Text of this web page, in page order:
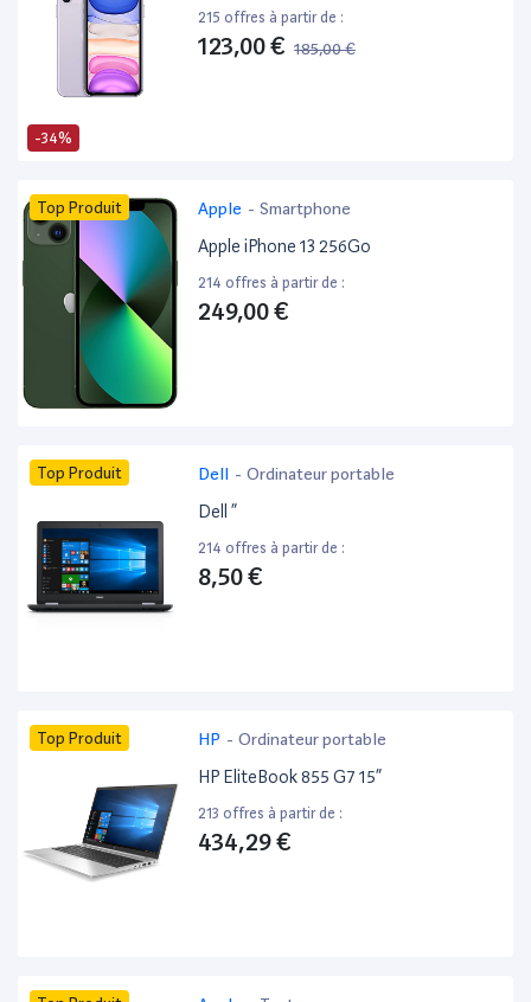
-34%
215 offres à partir de :
123,00 € 185,00 €
Top Produit Apple - Smartphone
Apple iPhone 13 256Go
214 offres à partir de :
249,00 €
Top Produit Dell - Ordinateur portable
Dell ”
214 offres à partir de :
8,50 €
Top Produit HP - Ordinateur portable
HP EliteBook 855 G7 15”
213 offres à partir de :
434,29 €